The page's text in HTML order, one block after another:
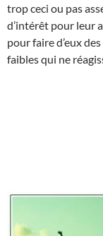
trop ceci ou pas
d’intérêt pour leur
pour faire d’eux
faibles qui ne